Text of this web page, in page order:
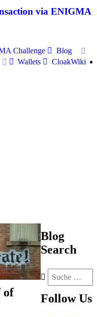
via ENIGMA
Challenge
Blog
Wallets CloakWiki
of
Blog
Search
Follow Us